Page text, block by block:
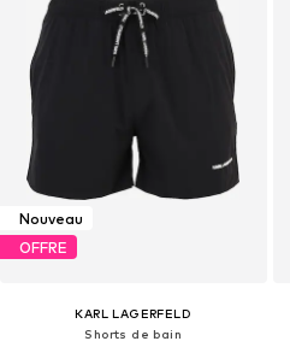
Nouveau
OFFRE
KARL LAGERFELD
Shorts de bain